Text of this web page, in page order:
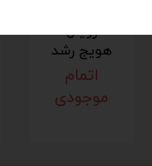
رویال
هویج رشد
اتمام
موجودی